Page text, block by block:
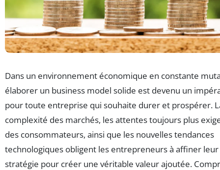
Dans un environnement économique en constante
élaborer un business model solide est devenu un
pour toute entreprise qui souhaite durer et prospérer.
complexité des marchés, les attentes toujours plus
des consommateurs, ainsi que les nouvelles tendances
technologiques obligent les entrepreneurs à affiner leur
stratégie pour créer une véritable valeur ajoutée.